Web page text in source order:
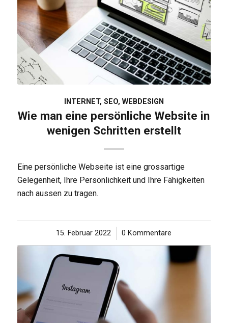
INTERNET, SEO, WEBDESIGN
Wie man eine persönliche Website in
wenigen Schritten erstellt
Eine persönliche Webseite ist eine grossartige
Gelegenheit, Ihre Persönlichkeit und Ihre Fähigkeiten
nach aussen zu tragen.
15. Februar 2022
/ 0 Kommentare